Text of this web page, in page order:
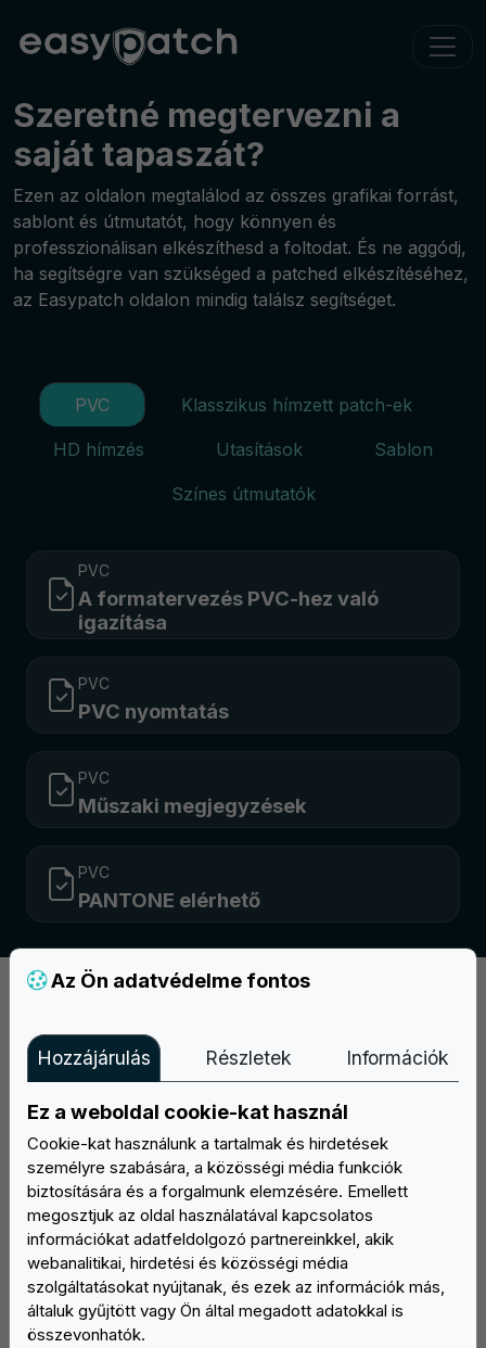
Szeretné megtervezni a
saját tapaszát?
Ezen az oldalon megtalálod az összes grafikai forrást,
sablont és útmutatót, hogy könnyen és
professzionálisan elkészíthesd a foltodat. És ne aggódj,
ha segítségre van szükséged a patched elkészítéséhez,
az Easypatch oldalon mindig találsz segítséget.
PVC Klasszikus hímzett patch-ek
HD hímzés Utasítások Sablon
Színes útmutatók
PVC
A formatervezés PVC-hez való
igazítása
PVC
PVC nyomtatás
PVC
Műszaki megjegyzések
PVC
PANTONE elérhető
urekből: állítsa össze online a projektjét, mi elkészítjük és
házhoz szállítjuk!
Mon/Fri: 9:30 - 17:30
info@easypatch.hu
WhatsApp Chat
Az Ön adatvédelme fontos
Hozzájárulás Részletek Információk
Ez a weboldal cookie-kat használ
Cookie-kat használunk a tartalmak és hirdetések
személyre szabására, a közösségi média funkciók
biztosítására és a forgalmunk elemzésére. Emellett
megosztjuk az oldal használatával kapcsolatos
információkat adatfeldolgozó partnereinkkel, akik
webanalitikai, hirdetési és közösségi média
szolgáltatásokat nyújtanak, és ezek az információk más,
általuk gyűjtött vagy Ön által megadott adatokkal is
összevonhatók.